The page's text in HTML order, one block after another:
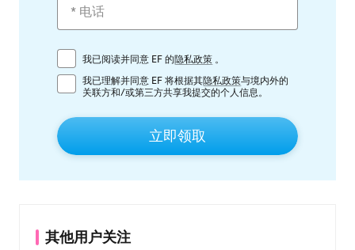
我已阅读并同意 EF 的隐私政策 。
我已理解并同意 EF 将根据其隐私政策与境内外的
关联方和/或第三方共享我提交的个人信息。
立即领取
其他用户关注